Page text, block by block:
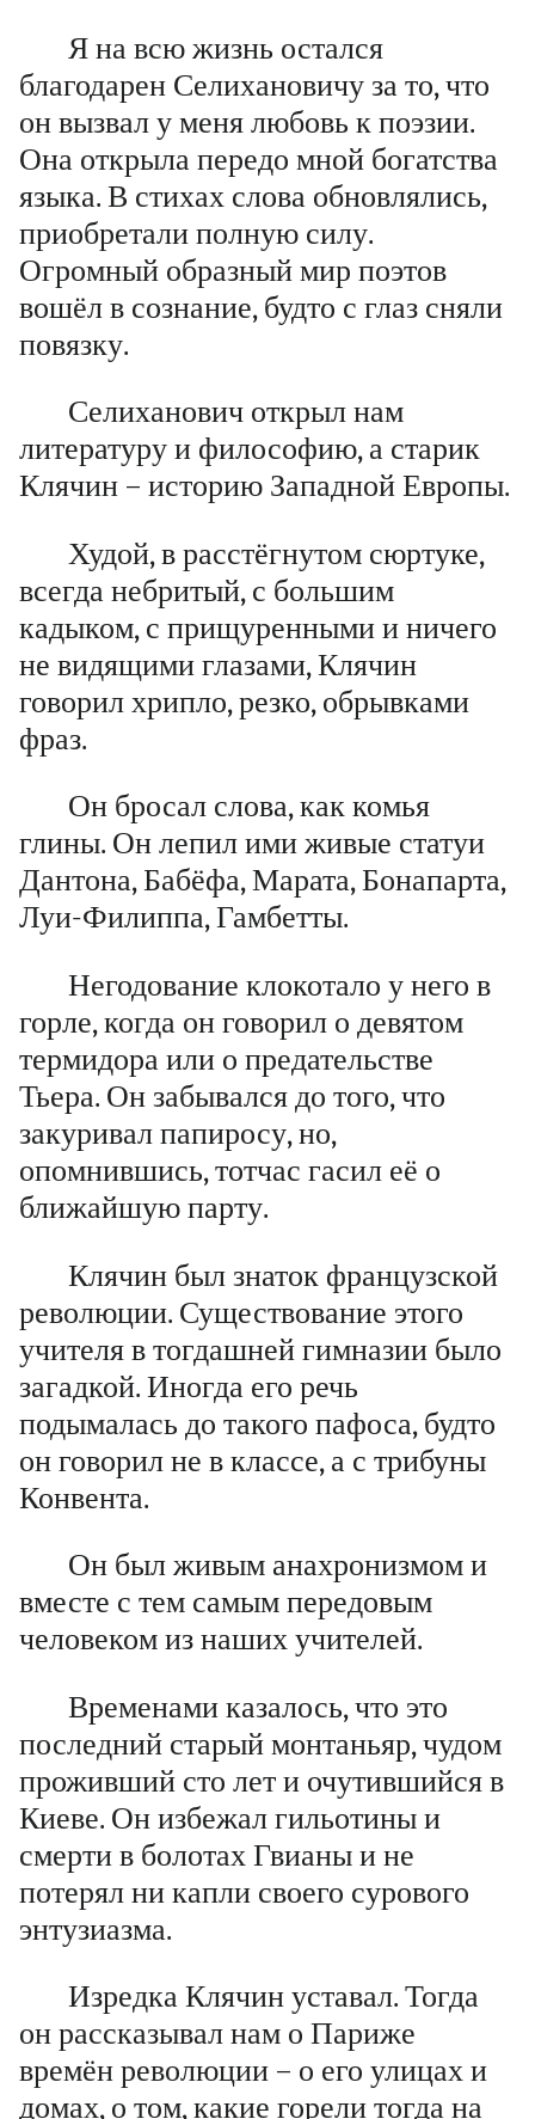
Я на всю жизнь остался
благодарен Селихановичу за то, что
он вызвал у меня любовь к поэзии.
Она открыла передо мной богатства
языка. В стихах слова обновлялись,
приобретали полную силу.
Огромный образный мир поэтов
вошёл в сознание, будто с глаз сняли
повязку.
Селиханович открыл нам
литературу и философию, а старик
Клячин – историю Западной Европы.
Худой, в расстёгнутом сюртуке,
всегда небритый, с большим
кадыком, с прищуренными и ничего
не видящими глазами, Клячин
говорил хрипло, резко, обрывками
фраз.
Он бросал слова, как комья
глины. Он лепил ими живые статуи
Дантона, Бабёфа, Марата, Бонапарта,
Луи-Филиппа, Гамбетты.
Негодование клокотало у него в
горле, когда он говорил о девятом
термидора или о предательстве
Тьера. Он забывался до того, что
закуривал папиросу, но,
опомнившись, тотчас гасил её о
ближайшую парту.
Клячин был знаток французской
революции. Существование этого
учителя в тогдашней гимназии было
загадкой. Иногда его речь
подымалась до такого пафоса, будто
он говорил не в классе, а с трибуны
Конвента.
Он был живым анахронизмом и
вместе с тем самым передовым
человеком из наших учителей.
Временами казалось, что это
последний старый монтаньяр, чудом
проживший сто лет и очутившийся в
Киеве. Он избежал гильотины и
смерти в болотах Гвианы и не
потерял ни капли своего сурового
энтузиазма.
Изредка Клячин уставал. Тогда
он рассказывал нам о Париже
времён революции – о его улицах и
домах, о том, какие горели тогда на